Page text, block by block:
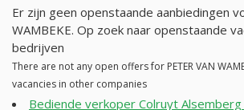
Er zijn geen openstaande aanbiedingen
WAMBEKE. Op zoek naar openstaande
bedrijven
There are not any open offers for PETER VAN
vacancies in other companies
Bediende verkoper Colruyt Alsemberg